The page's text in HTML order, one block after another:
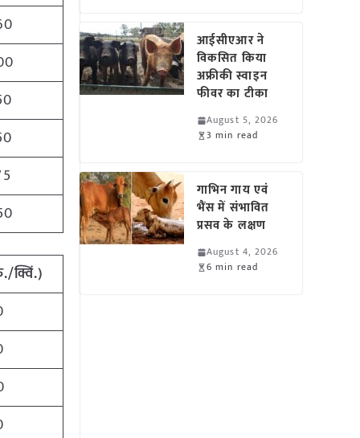
क्विं.)
आईसीएआर ने
विकसित किया
अफ्रीकी स्वाइन
फीवर का टीका
August 5, 2026
3 min read
गाभिन गाय एवं
भैंस में संभावित
प्रसव के लक्षण
August 4, 2026
6 min read